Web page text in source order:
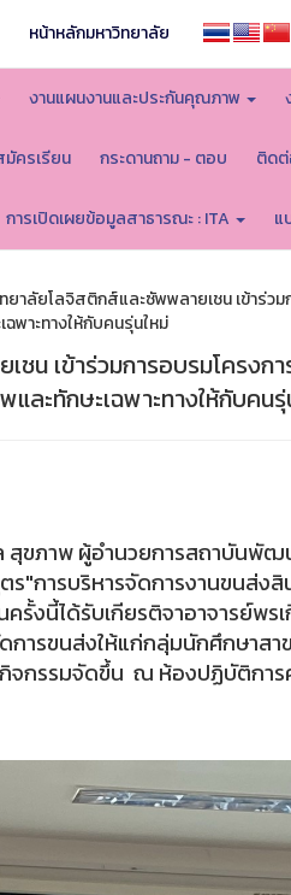
หน้าหลักมหาวิทยาลัย
งานแผนงานและประกันคุณภาพ
มัครเรียน กระดานถาม - ตอบ ติดต่
การเปิดเผยข้อมูลสาธารณะ : ITA แ
ยาลัยโลจิสติกส์และซัพพลายเชน เข้าร่ว
พาะทางให้กับคนรุ่นใหม่
น เข้าร่วมการอบรมโครงก
ละทักษะเฉพาะทางให้กับคนรุ่
ขภาพ ผู้อำนวยการสถาบันพัฒ
ร"การบริหารจัดการงานขนส่ง
ครั้งนี้ได้รับเกียรติจาอาจารย์พ
ารขนส่งให้แก่กลุ่มนักศึกษาสา
กรรมจัดขึ้น ณ ห้องปฏิบัติการ